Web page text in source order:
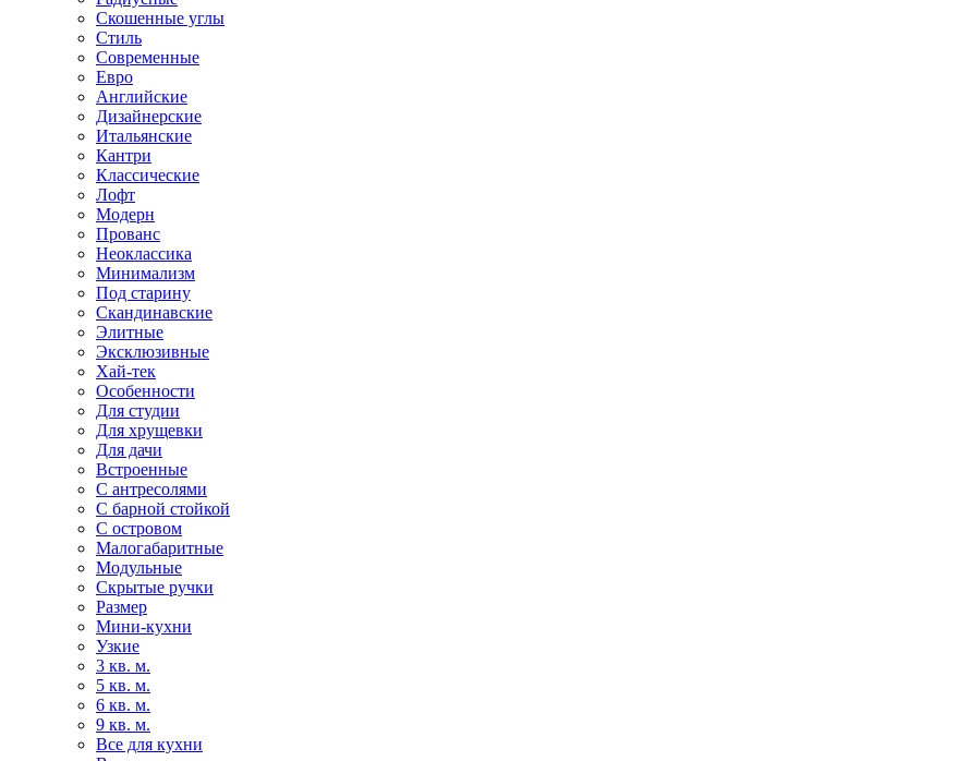
Скошенные углы
Стиль
Современные
Евро
Английские
Дизайнерские
Итальянские
Кантри
Классические
Лофт
Модерн
Прованс
Неоклассика
Минимализм
Под старину
Скандинавские
Элитные
Эксклюзивные
Хай-тек
Особенности
Для студии
Для хрущевки
Для дачи
Встроенные
С антресолями
С барной стойкой
С островом
Малогабаритные
Модульные
Скрытые ручки
Размер
Мини-кухни
Узкие
3 кв. м.
5 кв. м.
6 кв. м.
9 кв. м.
Все для кухни